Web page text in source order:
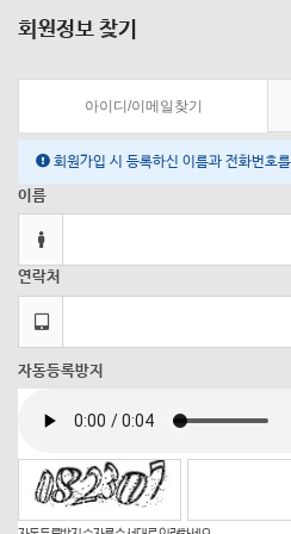
회원정보 찾기
아이디/이메일찾기
회원가입 시 등록하신 이름과 전화번호
이름
연락처
자동등록방지